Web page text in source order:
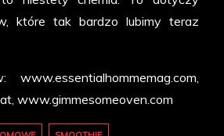
które tak bardzo lubimy teraz
www.essentialhommemag.com,
www.gimmesomeoven.com